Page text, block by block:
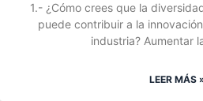
1.- ¿Cómo crees que la
puede contribuir a la
industria? Aumentar
LEER MÁS